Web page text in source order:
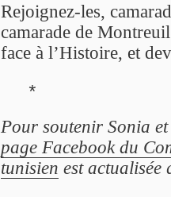
Rejoignez-les,
camarade de
face à l’Histoire, et
*
Pour soutenir Sonia
page Facebook du
tunisien est actualisée